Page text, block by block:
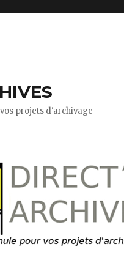
projets d'archivage